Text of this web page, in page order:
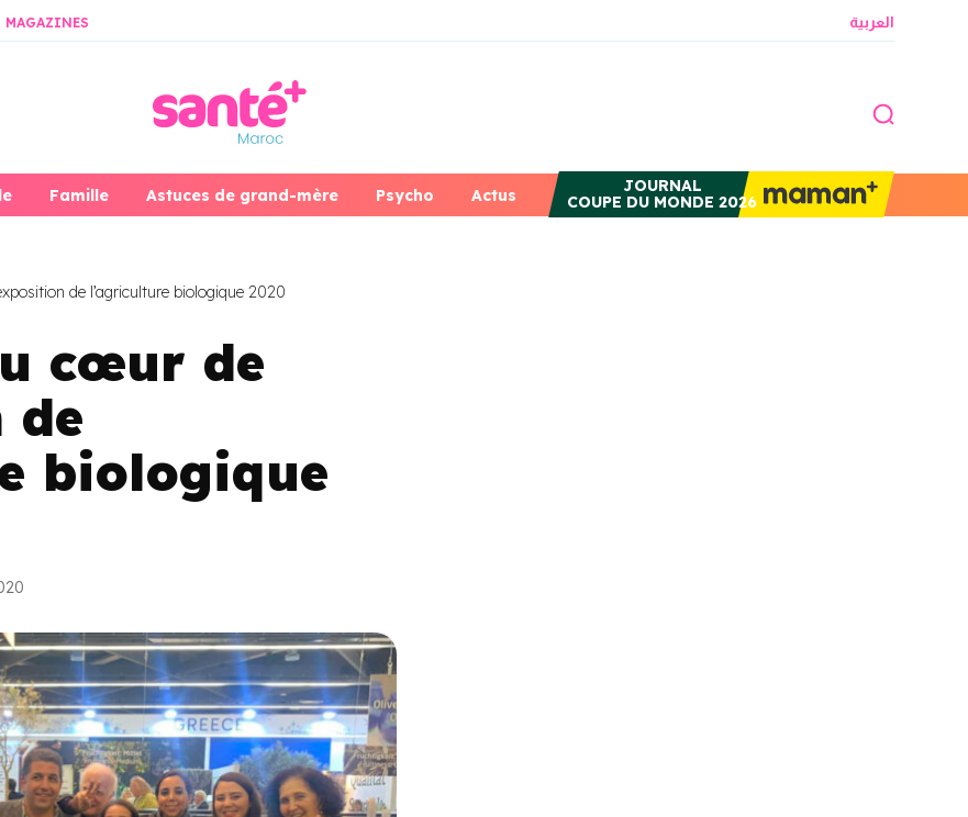
MAGAZINES العربية
Famille Astuces de grand-mère Psycho Actus
JOURNAL
COUPE DU MONDE 2026
de l’agriculture biologique 2020
cœur de
de
biologique